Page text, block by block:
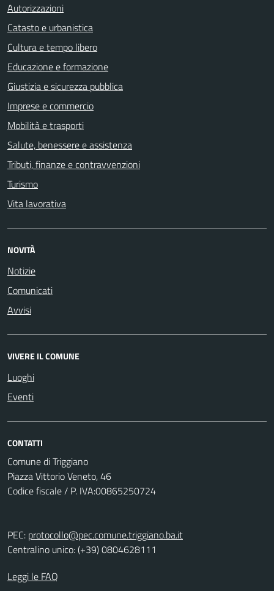
Autorizzazioni
Catasto e urbanistica
Cultura e tempo libero
Educazione e formazione
Giustizia e sicurezza pubblica
Imprese e commercio
Mobilità e trasporti
Salute, benessere e assistenza
Tributi, finanze e contravvenzioni
Turismo
Vita lavorativa
NOVITÀ
Notizie
Comunicati
Avvisi
VIVERE IL COMUNE
Luoghi
Eventi
CONTATTI
Comune di Triggiano
Piazza Vittorio Veneto, 46
Codice fiscale / P. IVA:00865250724
PEC: protocollo@pec.comune.triggiano.ba.it
Centralino unico: (+39) 0804628111
Leggi le FAQ